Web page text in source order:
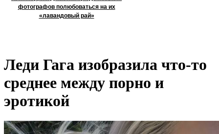
фотографов полюбоваться на их
«лавандовый рай»
Леди Гага изобразила что-то
среднее между порно и
эротикой